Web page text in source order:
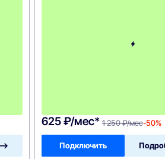
625 ₽/мес* 1 250 ₽/мес-50%
Подключить